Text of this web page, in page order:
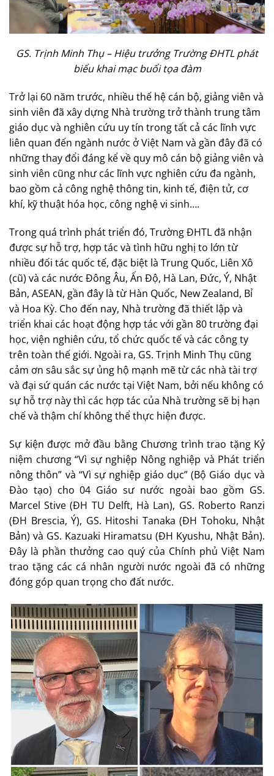
GS. Trịnh Minh Thụ – Hiệu trưởng Trường ĐHTL phát
biểu khai mạc buổi tọa đàm
Trở lại 60 năm trước, nhiều thế hệ cán bộ, giảng viên và
sinh viên đã xây dựng Nhà trường trở thành trung tâm
giáo dục và nghiên cứu uy tín trong tất cả các lĩnh vực
liên quan đến ngành nước ở Việt Nam và gần đây đã có
những thay đổi đáng kể về quy mô cán bộ giảng viên và
sinh viên cũng như các lĩnh vực nghiên cứu đa ngành,
bao gồm cả công nghệ thông tin, kinh tế, điện tử, cơ
khí, kỹ thuật hóa học, công nghệ vi sinh….
Trong quá trình phát triển đó, Trường ĐHTL đã nhận
được sự hỗ trợ, hợp tác và tình hữu nghị to lớn từ
nhiều đối tác quốc tế, đặc biệt là Trung Quốc, Liên Xô
(cũ) và các nước Đông Âu, Ấn Độ, Hà Lan, Đức, Ý, Nhật
Bản, ASEAN, gần đây là từ Hàn Quốc, New Zealand, Bỉ
và Hoa Kỳ. Cho đến nay, Nhà trường đã thiết lập và
triển khai các hoạt động hợp tác với gần 80 trường đại
học, viện nghiên cứu, tổ chức quốc tế và các công ty
trên toàn thế giới. Ngoài ra, GS. Trịnh Minh Thụ cũng
cảm ơn sâu sắc sự ủng hộ mạnh mẽ từ các nhà tài trợ
và đại sứ quán các nước tại Việt Nam, bởi nếu không có
sự hỗ trợ này thì các hợp tác của Nhà trường sẽ bị hạn
chế và thậm chí không thể thực hiện được.
Sự kiện được mở đầu bằng Chương trình trao tặng Kỷ
niệm chương “Vì sự nghiệp Nông nghiệp và Phát triển
nông thôn” và “Vì sự nghiệp giáo dục” (Bộ Giáo dục và
Đào tạo) cho 04 Giáo sư nước ngoài bao gồm GS.
Marcel Stive (ĐH TU Delft, Hà Lan), GS. Roberto Ranzi
(ĐH Brescia, Ý), GS. Hitoshi Tanaka (ĐH Tohoku, Nhật
Bản) và GS. Kazuaki Hiramatsu (ĐH Kyushu, Nhật Bản).
Đây là phần thưởng cao quý của Chính phủ Việt Nam
trao tặng các cá nhân người nước ngoài đã có những
đóng góp quan trọng cho đất nước.